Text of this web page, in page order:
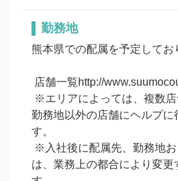
勤務地
熊本県での配属を予定してお
勤務地以外の店舗にヘルプに
す。
は、業務上の都合により変更